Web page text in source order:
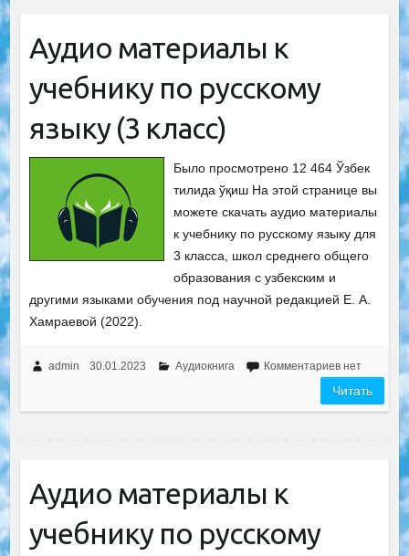
Аудио материалы к
учебнику по русскому
языку (3 класс)
Было просмотрено 12 464 Ўзбек
тилида ўқиш На этой странице вы
можете скачать аудио материалы
к учебнику по русскому языку для
3 класса, школ среднего общего
образования с узбекским и
другими языками обучения под научной редакцией Е. А.
Хамраевой (2022).
admin 30.01.2023 Аудиокнига Комментариев нет
Читать
Аудио материалы к
учебнику по русскому